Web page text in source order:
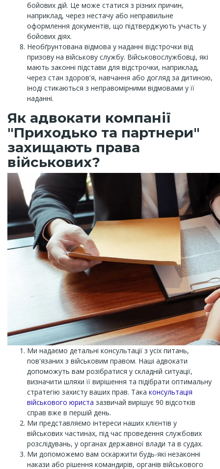
бойових дій. Це може статися з різних причин,
наприклад, через нестачу або неправильне
оформлення документів, що підтверджують участь у
бойових діях.
Необґрунтована відмова у наданні відстрочки від
призову на військову службу. Військовослужбовці, які
мають законні підстави для відстрочки, наприклад,
через стан здоров'я, навчання або догляд за дитиною,
іноді стикаються з неправомірними відмовами у її
наданні.
Як адвокати компанії
"Приходько та партнери"
захищають права
військових?
Ми надаємо детальні консультації з усіх питань,
пов'язаних з військовим правом. Наші адвокати
допоможуть вам розібратися у складній ситуації,
визначити шляхи її вирішення та підібрати оптимальну
стратегію захисту ваших прав. Така консультація
військового юриста зазвичай вирішує 90 відсотків
справ вже в першій день.
Ми представляємо інтереси наших клієнтів у
військових частинах, під час проведення службових
розслідувань, у органах державної влади та в судах.
Ми допоможемо вам оскаржити будь-які незаконні
накази або рішення командирів, органів військового